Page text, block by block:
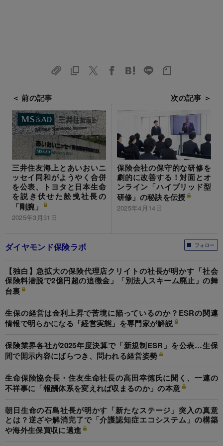
＜ 前の記事
三井住友海上とあいおいニ
ッセイ同和がようやく合併
を公表、トヨタと日本生命
を説き伏せた舩曵社長の
「剛腕」
2025年3月31日
次の記事 ＞
保険会社の保守的な研修を
劇的に改善する！対面とオ
ンライン「ハイブリッド型
研修」の秘訣を伝授
2025年4月14日
フォロー
ダイヤモンド保険ラボ
【独白】急拡大の保険代理店クリイトの社長が明かす「社会
保険料潜脱で2億円超の追徴金」「別法人スキーム廃止」の舞
台裏
生保の経営は金利上昇で苦境に陥っているのか？ESRの関連
情報で明らかになる「経営実態」を専門家が解説
保険業界各社が2025年度決算で「新規制ESR」を公表…生保
間で開示内容にばらつき、問われる経営姿勢
生命保険協会長・住友生命社長の高田幸徳氏に聞く、一連の
不祥事に「報酬体系を変えれば収まるのか」の本意
朝日生命の石島社長が明かす「新たなステージ」突入の真意
とは？逆ざや解消完了で「介護認知症エコシステム」の構築
や海外生保買収に邁進